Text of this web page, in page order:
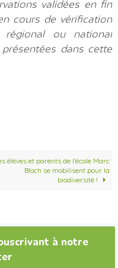
validées en fin
cours de vérification
ou national
dans cette
élèves et parents de l’école Marc
Bloch se mobilisent pour la
biodiversité !
à notre